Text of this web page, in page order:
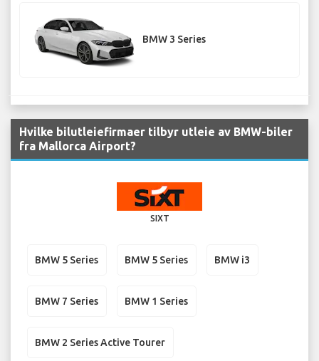
BMW 3 Series
Hvilke bilutleiefirmaer tilbyr utleie av BMW-biler
fra Mallorca Airport?
SIXT
BMW 5 Series BMW 5 Series BMW i3
BMW 7 Series BMW 1 Series
BMW 2 Series Active Tourer